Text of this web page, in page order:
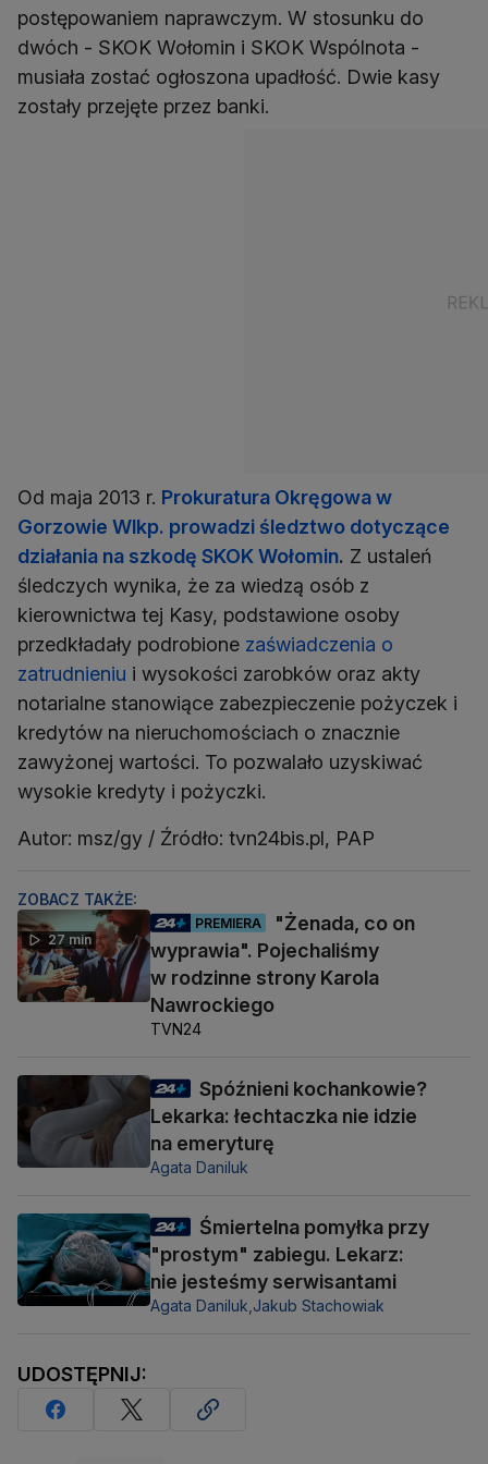
postępowaniem naprawczym. W stosunku do
dwóch - SKOK Wołomin i SKOK Wspólnota -
musiała zostać ogłoszona upadłość. Dwie kasy
zostały przejęte przez banki.
Od maja 2013 r. Prokuratura Okręgowa w
Gorzowie Wlkp. prowadzi śledztwo dotyczące
działania na szkodę SKOK Wołomin. Z ustaleń
śledczych wynika, że za wiedzą osób z
kierownictwa tej Kasy, podstawione osoby
przedkładały podrobione zaświadczenia o
zatrudnieniu i wysokości zarobków oraz akty
notarialne stanowiące zabezpieczenie pożyczek i
kredytów na nieruchomościach o znacznie
zawyżonej wartości. To pozwalało uzyskiwać
wysokie kredyty i pożyczki.
Autor: msz/gy / Źródło: tvn24bis.pl, PAP
ZOBACZ TAKŻE:
27 min
PREMIERA
"Żenada, co on
wyprawia". Pojechaliśmy
w rodzinne strony Karola
Nawrockiego
TVN24
Spóźnieni kochankowie?
Lekarka: łechtaczka nie idzie
na emeryturę
Agata Daniluk
Śmiertelna pomyłka przy
"prostym" zabiegu. Lekarz:
nie jesteśmy serwisantami
Agata Daniluk, Jakub Stachowiak
UDOSTĘPNIJ: